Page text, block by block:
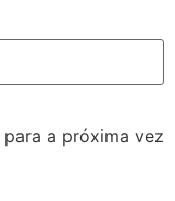
a próxima vez